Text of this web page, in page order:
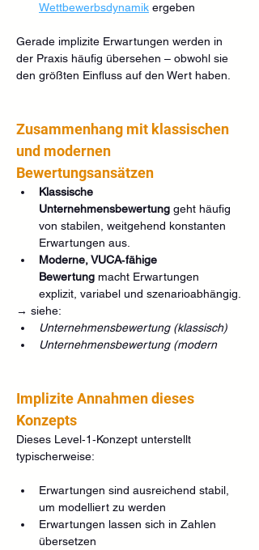
Wettbewerbsdynamik ergeben
Gerade implizite Erwartungen werden in
der Praxis häufig übersehen – obwohl sie
den größten Einfluss auf den Wert haben.
Zusammenhang mit klassischen
und modernen
Bewertungsansätzen
Klassische
Unternehmensbewertung geht häufig
von stabilen, weitgehend konstanten
Erwartungen aus.
Moderne, VUCA‑fähige
Bewertung macht Erwartungen
explizit, variabel und szenarioabhängig.
→ siehe:
Unternehmensbewertung (klassisch)
Unternehmensbewertung (modern
Implizite Annahmen dieses
Konzepts
Dieses Level‑1‑Konzept unterstellt
typischerweise:
Erwartungen sind ausreichend stabil,
um modelliert zu werden
Erwartungen lassen sich in Zahlen
übersetzen